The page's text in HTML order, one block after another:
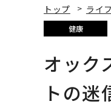
トップ ライ
健康
オック
トの迷